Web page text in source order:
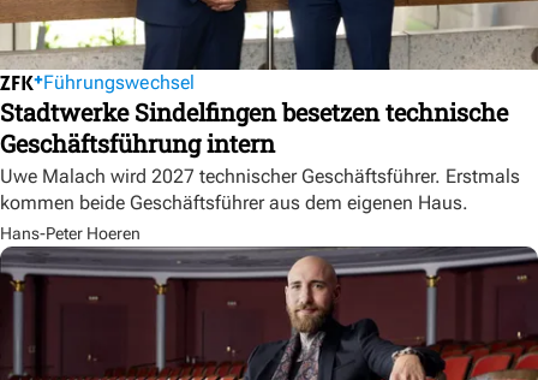
Führungswechsel
Stadtwerke Sindelfingen besetzen technische
Geschäftsführung intern
Uwe Malach wird 2027 technischer Geschäftsführer. Erstmals
kommen beide Geschäftsführer aus dem eigenen Haus.
Hans-Peter Hoeren